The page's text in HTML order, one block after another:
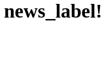
news_label!